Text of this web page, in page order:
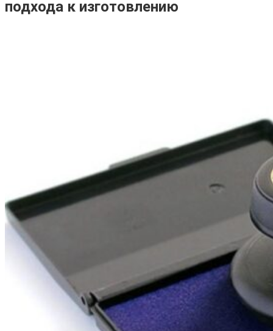
подхода к изготовлению